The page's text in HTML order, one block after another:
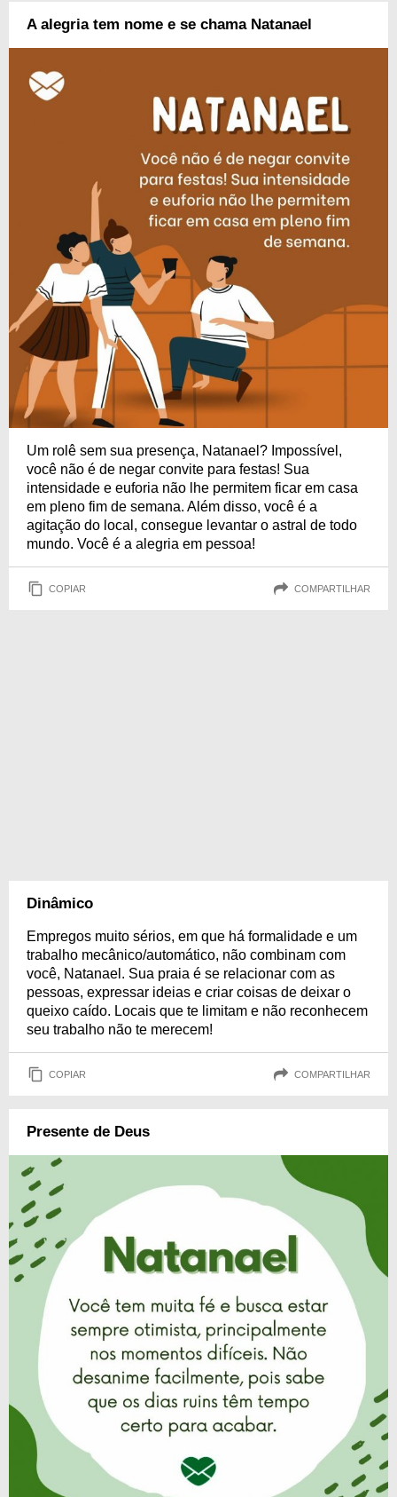
A alegria tem nome e se chama Natanael
Um rolê sem sua presença, Natanael? Impossível,
você não é de negar convite para festas! Sua
intensidade e euforia não lhe permitem ficar em casa
em pleno fim de semana. Além disso, você é a
agitação do local, consegue levantar o astral de todo
mundo. Você é a alegria em pessoa!
COPIAR COMPARTILHAR
Dinâmico
Empregos muito sérios, em que há formalidade e um
trabalho mecânico/automático, não combinam com
você, Natanael. Sua praia é se relacionar com as
pessoas, expressar ideias e criar coisas de deixar o
queixo caído. Locais que te limitam e não reconhecem
seu trabalho não te merecem!
COPIAR COMPARTILHAR
Presente de Deus